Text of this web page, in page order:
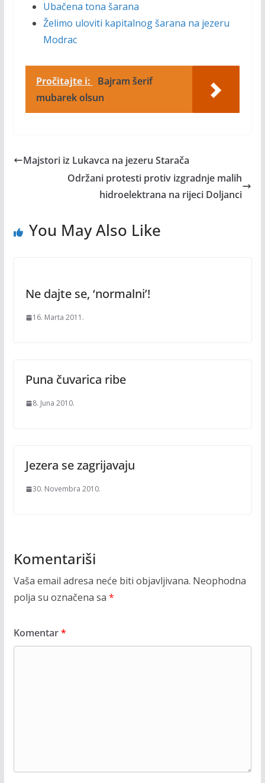
Ubačena tona šarana
Želimo uloviti kapitalnog šarana na jezeru
Modrac
Pročitajte i:
Bajram šerif
mubarek olsun
Majstori iz Lukavca na jezeru Starača
Održani protesti protiv izgradnje malih
hidroelektrana na rijeci Doljanci
You May Also Like
Ne dajte se, ‘normalni’!
16. Marta 2011.
Puna čuvarica ribe
8. Juna 2010.
Jezera se zagrijavaju
30. Novembra 2010.
Komentariši
Vaša email adresa neće biti objavljivana. Neophodna
polja su označena sa *
Komentar*